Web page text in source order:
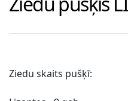
Ziedu skaits pušķī: